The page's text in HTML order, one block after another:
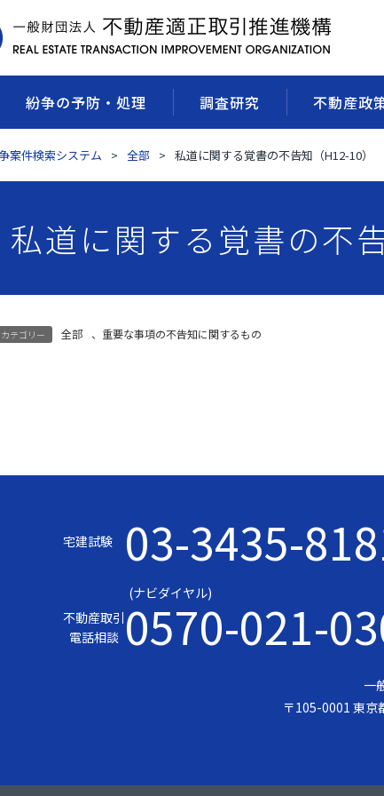
紛争の予防・処理 調査研究 不動産政
案件検索システム 全部 私道に関する覚書の不告知（H12-10）
私道に関する覚書の不
テゴリー 全部 、 重要な事項の不告知に関するもの
宅建試験 03-3435-
不動産取引
電話相談
(ナビダイヤル)
0570-021-
一
〒105-0001 東